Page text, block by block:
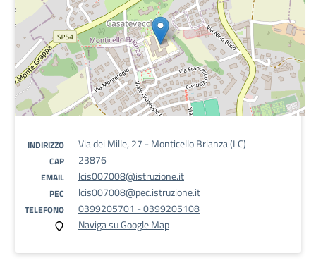
INDIRIZZO Via dei Mille, 27 - Monticello Brianza (LC)
CAP 23876
EMAIL lcis007008@istruzione.it
PEC lcis007008@pec.istruzione.it
TELEFONO
0399205701 - 0399205108
Naviga su Google Map